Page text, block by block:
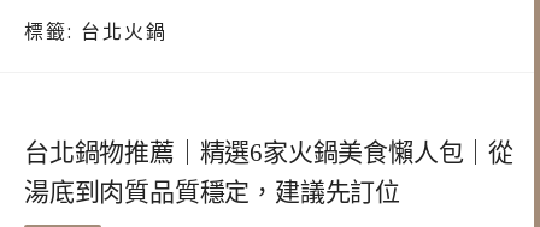
標籤: 台北火鍋
台北鍋物推薦｜精選6家火鍋美食懶人包｜從
湯底到肉質品質穩定，建議先訂位